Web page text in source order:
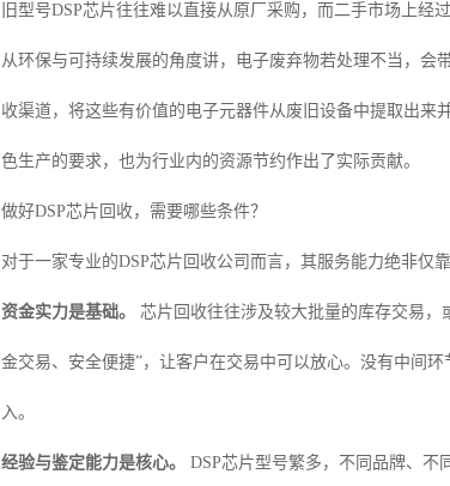
旧型号DSP芯片往往难以直接从原厂采购，而二手市场上经
从环保与可持续发展的角度讲，电子废弃物若处理不当，会
收渠道，将这些有价值的电子元器件从废旧设备中提取出
色生产的要求，也为行业内的资源节约作出了实际贡献。
做好DSP芯片回收，需要哪些条件？
对于一家专业的DSP芯片回收公司而言，其服务能力绝非仅
资金实力是基础。 芯片回收往往涉及较大批量的库存交易
金交易、安全便捷”，让客户在交易中可以放心。没有中间
入。
经验与鉴定能力是核心。 DSP芯片型号繁多，不同品牌、